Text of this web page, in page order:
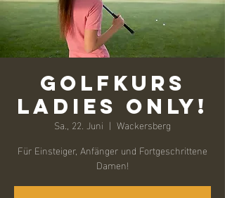
Golfkurs
Ladies Only!
Sa., 22. Juni
  |
Wackersberg
Für Einsteiger, Anfänger und Fortgeschrittene
Damen!